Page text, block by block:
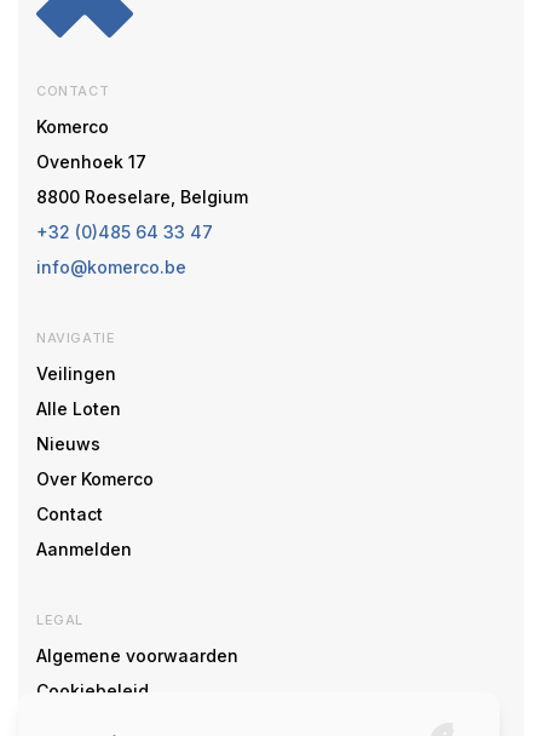
CONTACT
Komerco
Ovenhoek 17
8800 Roeselare, Belgium
+32 (0)485 64 33 47
info@komerco.be
NAVIGATIE
Veilingen
Alle Loten
Nieuws
Over Komerco
Contact
Aanmelden
LEGAL
Algemene voorwaarden
Cookiebeleid